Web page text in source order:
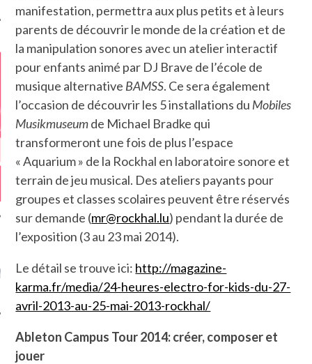
ANNIVERSAIRE
SOCIAUX
manifestation, permettra aux plus petits et à leurs
parents de découvrir le monde de la création et de
la manipulation sonores avec un atelier interactif
pour enfants animé par DJ Brave de l’école de
musique alternative BAMSS. Ce sera également
l’occasion de découvrir les 5 installations du Mobiles
Musikmuseumde Michael Bradke qui
transformeront une fois de plus l’espace
« Aquarium » de la Rockhal en laboratoire sonore et
terrain de jeu musical. Des ateliers payants pour
groupes et classes scolaires peuvent être réservés
sur demande (mr@rockhal.lu) pendant la durée de
l’exposition (3 au 23 mai 2014).
Le détail se trouve ici: http://magazine-
karma.fr/media/24-heures-electro-for-kids-du-27-
avril-2013-au-25-mai-2013-rockhal/
Ableton Campus Tour 2014: créer, composer et
jouer